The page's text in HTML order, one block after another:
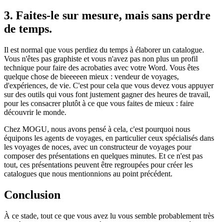
3. Faites-le sur mesure, mais sans perdre
de temps.
Il est normal que vous perdiez du temps à élaborer un catalogue.
Vous n'êtes pas graphiste et vous n'avez pas non plus un profil
technique pour faire des acrobaties avec votre Word. Vous êtes
quelque chose de bieeeeen mieux : vendeur de voyages,
d'expériences, de vie. C'est pour cela que vous devez vous appuyer
sur des outils qui vous font justement gagner des heures de travail,
pour les consacrer plutôt à ce que vous faites de mieux : faire
découvrir le monde.
Chez MOGU, nous avons pensé à cela, c'est pourquoi nous
équipons les agents de voyages, en particulier ceux spécialisés dans
les voyages de noces, avec un constructeur de voyages pour
composer des présentations en quelques minutes. Et ce n'est pas
tout, ces présentations peuvent être regroupées pour créer les
catalogues que nous mentionnions au point précédent.
Conclusion
À ce stade, tout ce que vous avez lu vous semble probablement très